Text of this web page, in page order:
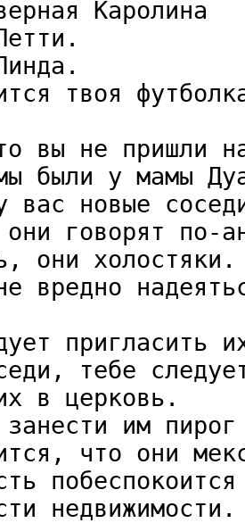
Каролина
твоя
вы не пришли
были у мамы
вас новые
говорят по-
они холостяки.
вредно
пригласить
тебе
в церковь.
им
что они
побеспокоится
недвижимости.